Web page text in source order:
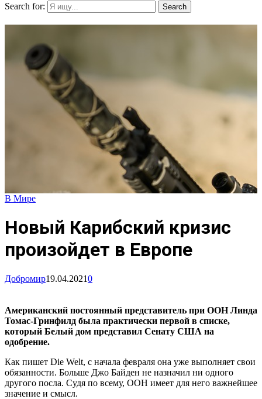
Search for: Search
В Мире
Новый Карибский кризис
произойдет в Европе
Добромир19.04.20210
Американский постоянный представитель при ООН Линда
Томас-Гринфилд была практически первой в списке,
который Белый дом представил Сенату США на
одобрение.
Как пишет Die Welt, с начала февраля она уже выполняет свои
обязанности. Больше Джо Байден не назначил ни одного
другого посла. Судя по всему, ООН имеет для него важнейшее
значение и смысл.